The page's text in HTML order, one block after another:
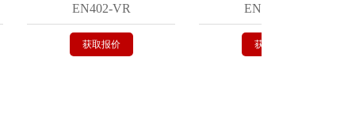
EN402-VR
获取报价
EN402-VR
获取报价